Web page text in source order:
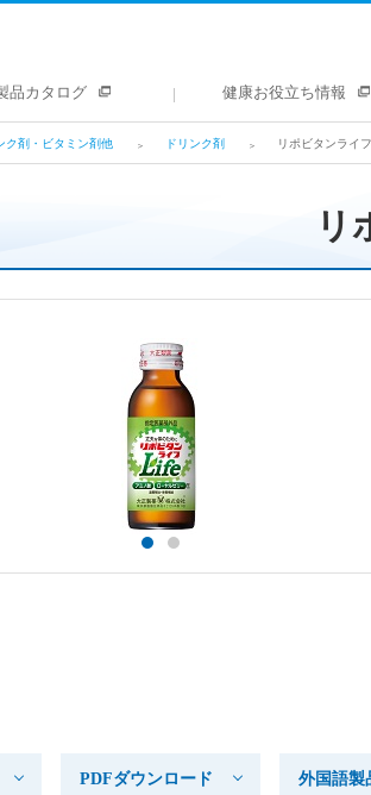
品カタログ 健康お役立ち情報
ク剤・ビタミン剤他 ドリンク剤 リポビタンライフ
リ
PDFダウンロード 外国語製